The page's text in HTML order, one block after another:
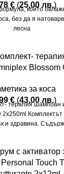
€ (25,00 лв.)
който
без да я
лесна
Blossom
за коса
€ (43,00 лв.)
терапия шампоан
Комплектът
и здравина.
с активатор
Personal Touch